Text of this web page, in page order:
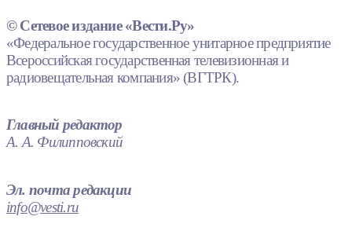
© Сетевое издание «Вести.Ру»
«Федеральное государственное унитарное предприятие
Всероссийская государственная телевизионная и
радиовещательная компания» (ВГТРК).
Главный редактор
А. А. Филипповский
Эл. почта редакции
info@vesti.ru